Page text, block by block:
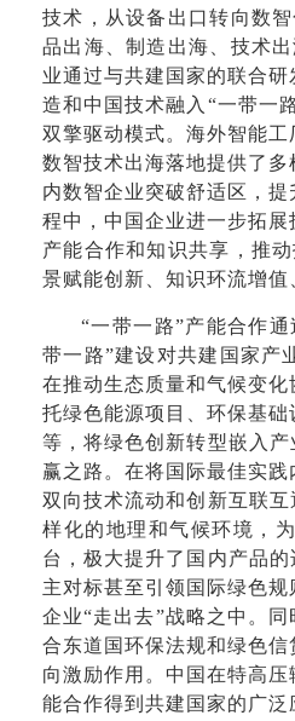
技术，从设备出口转向数
品出海、制造出海、技术
业通过与共建国家的联合
造和中国技术融入“一带一
双擎驱动模式。海外智能
数智技术出海落地提供了
内数智企业突破舒适区，
程中，中国企业进一步拓
产能合作和知识共享，推
景赋能创新、知识环流增
“一带一路”产能合作
带一路”建设对共建国家产
在推动生态质量和气候变
托绿色能源项目、环保基
等，将绿色创新转型嵌入
赢之路。在将国际最佳实
双向技术流动和创新互联
样化的地理和气候环境，
台，极大提升了国内产品
主对标甚至引领国际绿色
企业“走出去”战略之中。
合东道国环保法规和绿色
向激励作用。中国在特高
能合作得到共建国家的广